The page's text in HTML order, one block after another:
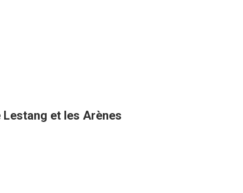
et les Arènes